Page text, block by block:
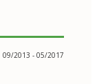
09/2013 - 05/2017